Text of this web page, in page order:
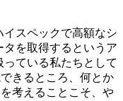
イスペックで高額なシ
を取得するというア
ている私たちとして
きるところ、何とか
考えることこそ、や